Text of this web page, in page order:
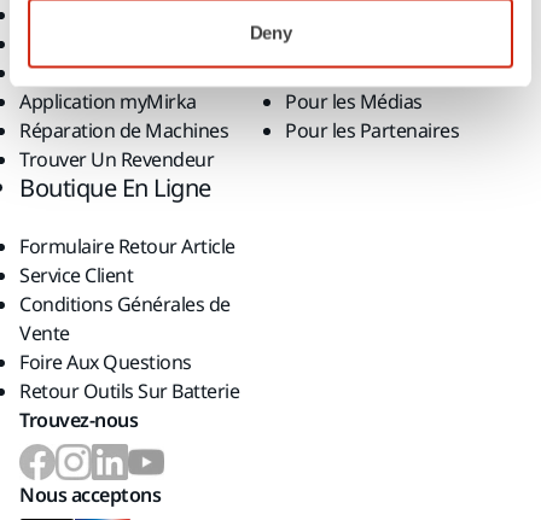
Deny
FAQ
Application myMirka
Réparation de Machines
Trouver Un Revendeur
Actualités
Carrière
Pour les Médias
Pour les Partenaires
Boutique En Ligne
Formulaire Retour Article
Service Client
Conditions Générales de
Vente
Foire Aux Questions
Retour Outils Sur Batterie
Trouvez-nous
Nous acceptons